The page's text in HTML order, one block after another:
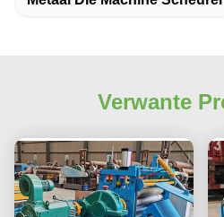
Verwante